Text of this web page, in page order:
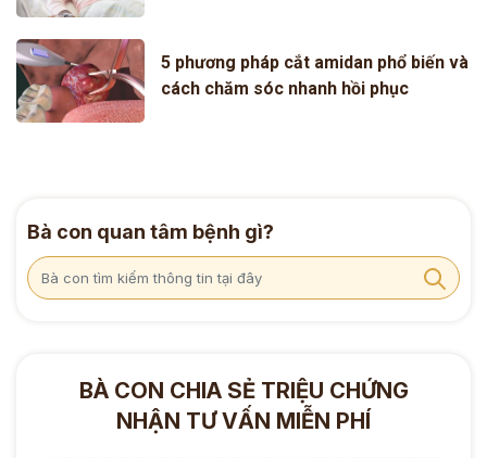
5 phương pháp cắt amidan phổ biến và
cách chăm sóc nhanh hồi phục
Bà con quan tâm bệnh gì?
BÀ CON CHIA SẺ TRIỆU CHỨNG
NHẬN TƯ VẤN MIỄN PHÍ